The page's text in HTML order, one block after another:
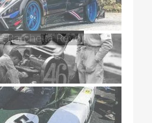
Barchetta Revo